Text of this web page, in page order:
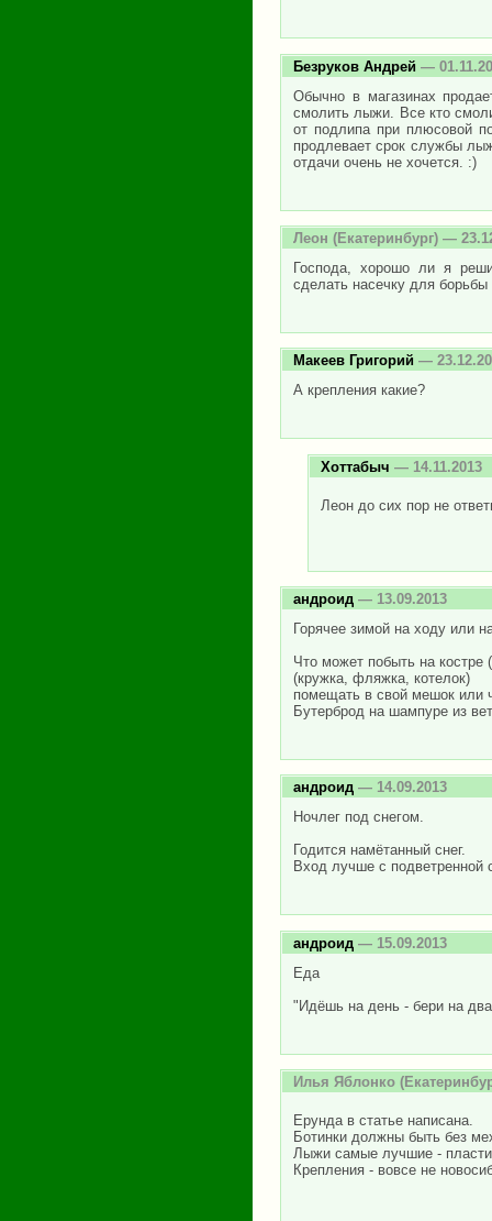
Безруков Андрей —
Обычно в магазинах
смолить лыжи. Все кто
от подлипа при плюсовой
продлевает срок службы
отдачи очень не хочется. :)
Леон (Екатеринбург) —
Господа, хорошо ли я
сделать насечку для борьбы
Макеев Григорий —
А крепления какие?
Хоттабыч — 14.11.2013
Леон до сих пор не
андроид — 13.09.2013
Горячее зимой на ходу или
Что может побыть на костре
(кружка, фляжка, котелок)
помещать в свой мешок или
Бутерброд на шампуре из
андроид — 14.09.2013
Ночлег под снегом.
Годится намётанный снег.
Вход лучше с подветренной
андроид — 15.09.2013
Еда
"Идёшь на день - бери на
Илья Яблонко
Ерунда в статье написана.
Ботинки должны быть без
Лыжи самые лучшие -
Крепления - вовсе не